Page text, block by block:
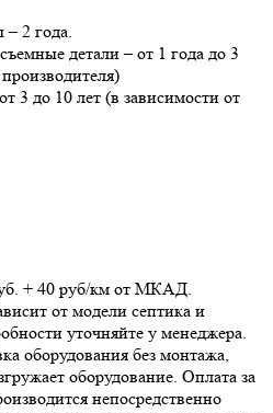
2 года.
детали – от 1 года до 3
3 до 10 лет (в зависимости от
+ 40 руб/км от МКАД.
от модели септика и
уточняйте у менеджера.
оборудования без монтажа,
оборудование. Оплата за
непосредственно